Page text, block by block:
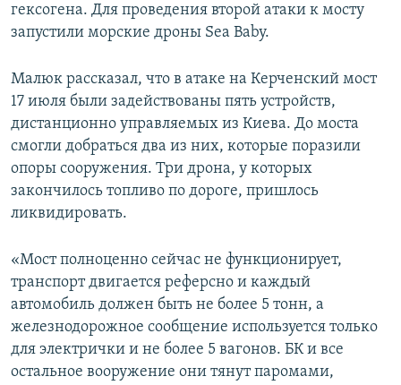
гексогена. Для проведения второй атаки к мосту
запустили морские дроны Sea Baby.
Малюк рассказал, что в атаке на Керченский мост
17 июля были задействованы пять устройств,
дистанционно управляемых из Киева. До моста
смогли добраться два из них, которые поразили
опоры сооружения. Три дрона, у которых
закончилось топливо по дороге, пришлось
ликвидировать.
«Мост полноценно сейчас не функционирует,
транспорт двигается реферсно и каждый
автомобиль должен быть не более 5 тонн, а
железнодорожное сообщение используется только
для электрички и не более 5 вагонов. БК и все
остальное вооружение они тянут паромами,